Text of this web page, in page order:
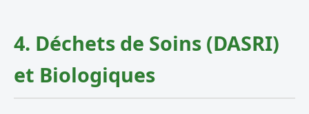
4. Déchets de Soins (DASRI)
et Biologiques